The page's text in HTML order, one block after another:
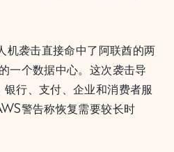
袭击直接命中了阿联酋的两
一个数据中心。这次袭击导
行、支付、企业和消费者服
警告称恢复需要较长时